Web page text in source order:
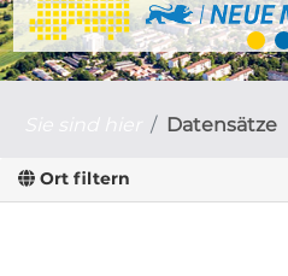
Datensätze
Ort filtern